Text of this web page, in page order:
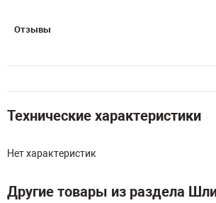
Отзывы
Технические характеристики
Нет характеристик
Другие товары из раздела